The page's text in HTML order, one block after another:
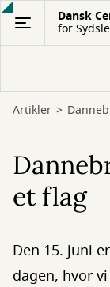
Gå
hovedindhold
Dansk
for
Artikler
et flag
Den 15. juni
dagen, hvor